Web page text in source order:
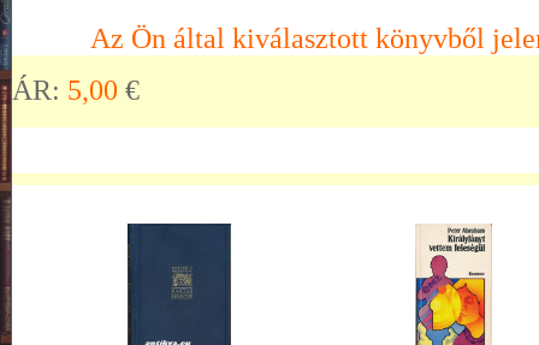
Az Ön által kiválasztott könyvből
ÁR: 5,00 €